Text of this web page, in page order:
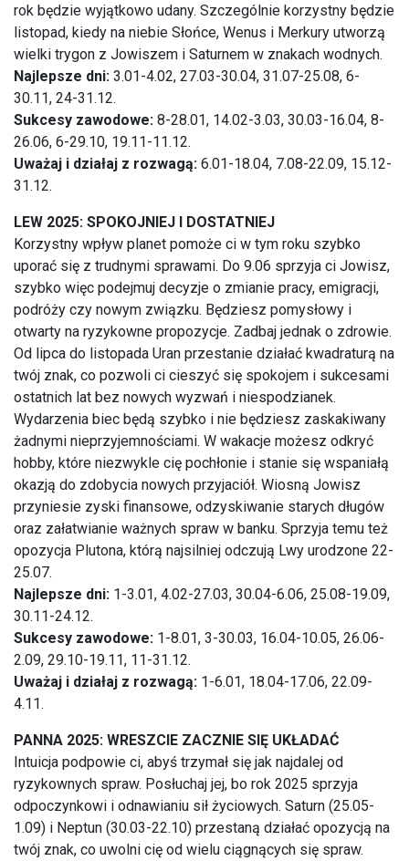
rok będzie wyjątkowo udany. Szczególnie korzystny będzie
listopad, kiedy na niebie Słońce, Wenus i Merkury utworzą
wielki trygon z Jowiszem i Saturnem w znakach wodnych.
Najlepsze dni: 3.01-4.02, 27.03-30.04, 31.07-25.08, 6-
30.11, 24-31.12.
Sukcesy zawodowe: 8-28.01, 14.02-3.03, 30.03-16.04, 8-
26.06, 6-29.10, 19.11-11.12.
Uważaj i działaj z rozwagą: 6.01-18.04, 7.08-22.09, 15.12-
31.12.
LEW 2025: SPOKOJNIEJ I DOSTATNIEJ
Korzystny wpływ planet pomoże ci w tym roku szybko
uporać się z trudnymi sprawami. Do 9.06 sprzyja ci Jowisz,
szybko więc podejmuj decyzje o zmianie pracy, emigracji,
podróży czy nowym związku. Będziesz pomysłowy i
otwarty na ryzykowne propozycje. Zadbaj jednak o zdrowie.
Od lipca do listopada Uran przestanie działać kwadraturą na
twój znak, co pozwoli ci cieszyć się spokojem i sukcesami
ostatnich lat bez nowych wyzwań i niespodzianek.
Wydarzenia biec będą szybko i nie będziesz zaskakiwany
żadnymi nieprzyjemnościami. W wakacje możesz odkryć
hobby, które niezwykle cię pochłonie i stanie się wspaniałą
okazją do zdobycia nowych przyjaciół. Wiosną Jowisz
przyniesie zyski finansowe, odzyskiwanie starych długów
oraz załatwianie ważnych spraw w banku. Sprzyja temu też
opozycja Plutona, którą najsilniej odczują Lwy urodzone 22-
25.07.
Najlepsze dni: 1-3.01, 4.02-27.03, 30.04-6.06, 25.08-19.09,
30.11-24.12.
Sukcesy zawodowe: 1-8.01, 3-30.03, 16.04-10.05, 26.06-
2.09, 29.10-19.11, 11-31.12.
Uważaj i działaj z rozwagą: 1-6.01, 18.04-17.06, 22.09-
4.11.
PANNA 2025: WRESZCIE ZACZNIE SIĘ UKŁADAĆ
Intuicja podpowie ci, abyś trzymał się jak najdalej od
ryzykownych spraw. Posłuchaj jej, bo rok 2025 sprzyja
odpoczynkowi i odnawianiu sił życiowych. Saturn (25.05-
1.09) i Neptun (30.03-22.10) przestaną działać opozycją na
twój znak, co uwolni cię od wielu ciągnących się spraw.